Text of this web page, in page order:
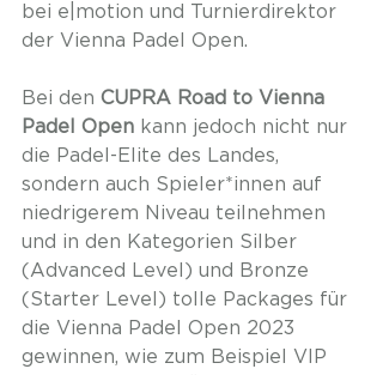
bei e|motion und Turnierdirektor
der Vienna Padel Open.
Bei den CUPRA Road to Vienna
Padel Open kann jedoch nicht nur
die Padel-Elite des Landes,
sondern auch Spieler*innen auf
niedrigerem Niveau teilnehmen
und in den Kategorien Silber
(Advanced Level) und Bronze
(Starter Level) tolle Packages für
die Vienna Padel Open 2023
gewinnen, wie zum Beispiel VIP